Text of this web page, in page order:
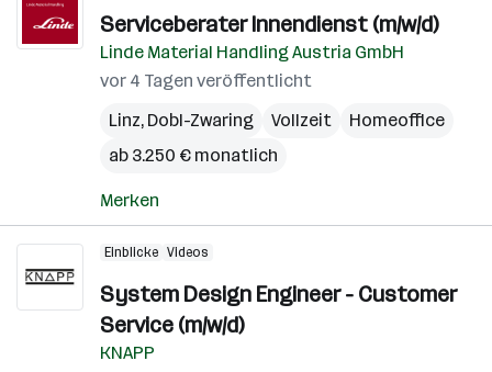
Serviceberater Innendienst (m/w/d)
Linde Material Handling Austria GmbH
vor 4 Tagen veröffentlicht
Linz, Dobl-Zwaring Vollzeit
Homeoffice
ab 3.250 € monatlich
Merken
Einblicke Videos
System Design Engineer - Customer
Service (m/w/d)
KNAPP